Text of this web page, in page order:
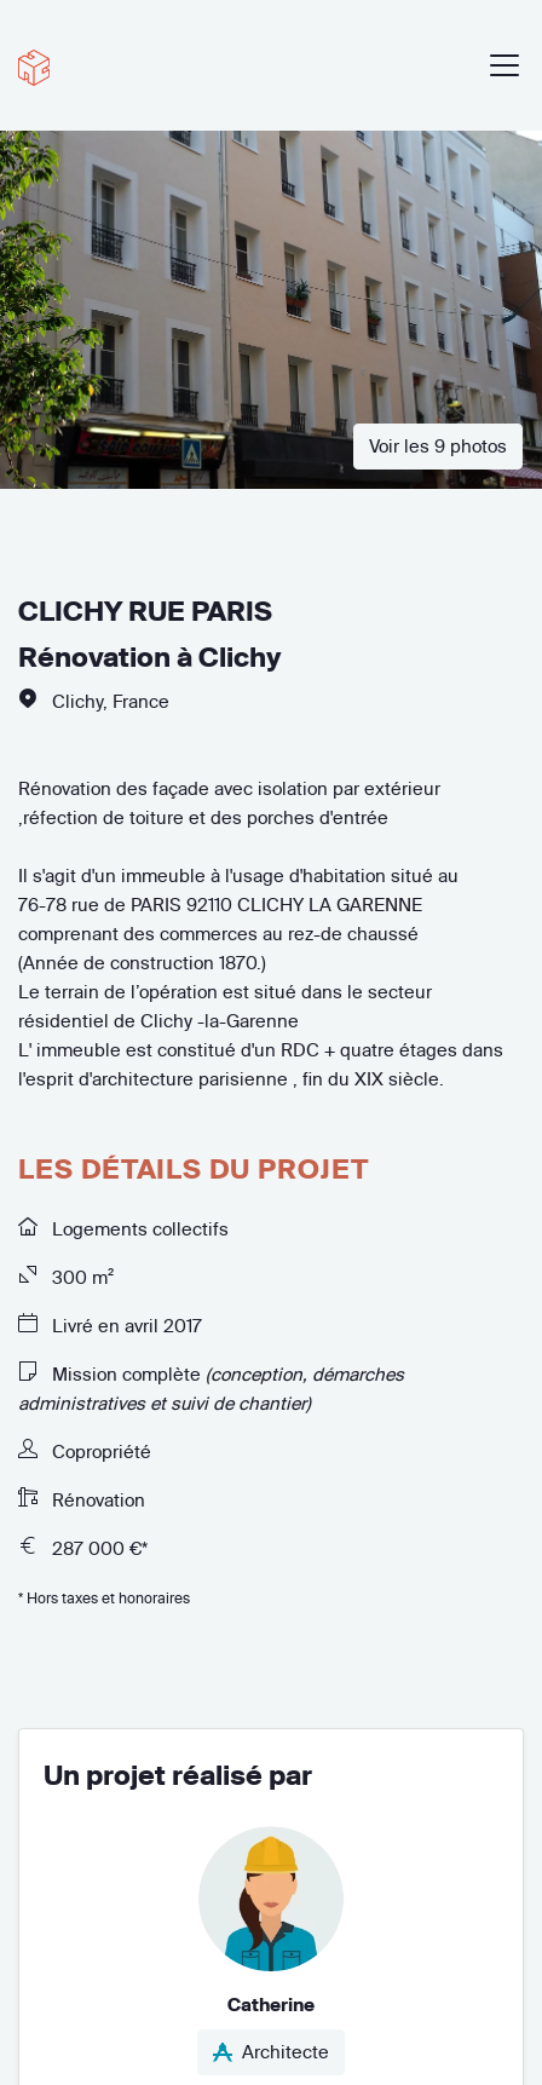
Voir les 9 photos
CLICHY RUE PARIS
Rénovation à Clichy
Clichy, France
Rénovation des façade avec isolation par extérieur
,réfection de toiture et des porches d'entrée
Il s'agit d'un immeuble à l'usage d'habitation situé au
76-78 rue de PARIS 92110 CLICHY LA GARENNE
comprenant des commerces au rez-de chaussé
(Année de construction 1870.)
Le terrain de l’opération est situé dans le secteur
résidentiel de Clichy -la-Garenne
L' immeuble est constitué d'un RDC + quatre étages dans
l'esprit d'architecture parisienne , fin du XIX siècle.
LES DÉTAILS DU PROJET
Logements collectifs
300 m²
Livré en avril 2017
Mission complète (conception, démarches
administratives et suivi de chantier)
Copropriété
Rénovation
287 000 €*
* Hors taxes et honoraires
Un projet réalisé par
Catherine
Architecte